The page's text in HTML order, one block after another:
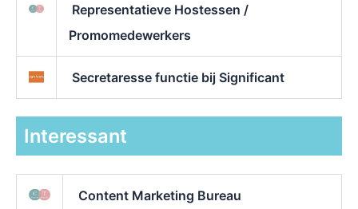
Representatieve Hostessen /
Promomedewerkers
Secretaresse functie bij Significant
Interessant
Content Marketing Bureau